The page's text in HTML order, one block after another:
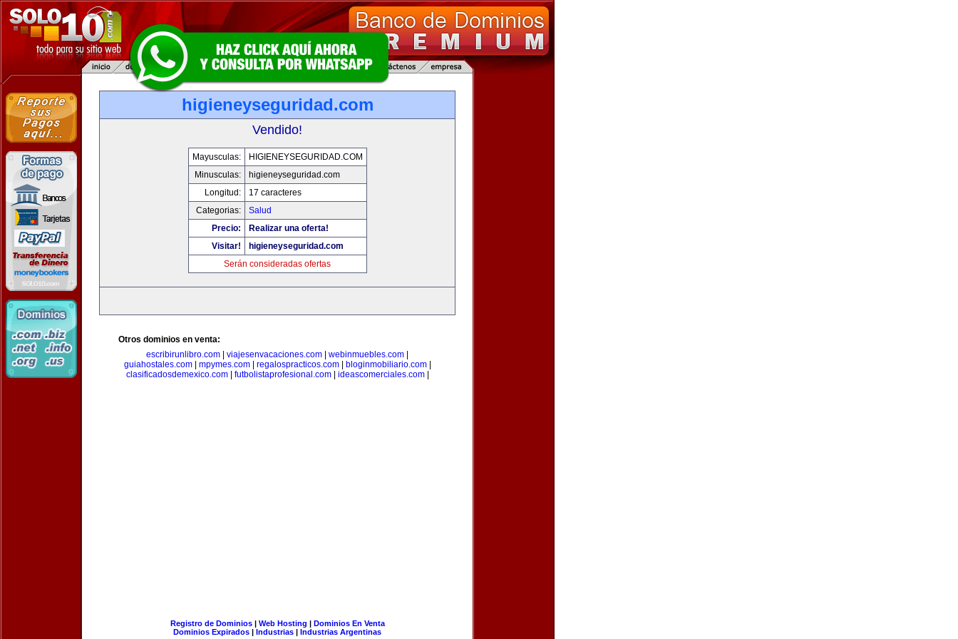
higieneyseguridad.com
Vendido!
Mayusculas:
HIGIENEYSEGURIDAD.COM
Minusculas:
higieneyseguridad.com
Longitud:
17 caracteres
Categorias:
Salud
Precio:
Realizar una oferta!
Visitar!
higieneyseguridad.com
Serán consideradas ofertas
Otros dominios en venta:
escribirunlibro.com
viajesenvacaciones.com webinmuebles.com
guiahostales.com| mpymes.com| regalospracticos.com| bloginmobiliario.com|
clasificadosdemexico.com| futbolistaprofesional.com| ideascomerciales.com|
Registro de Dominios| Web Hosting | Dominios En Venta
Dominios Expirados | Industrias | Industrias Argentinas